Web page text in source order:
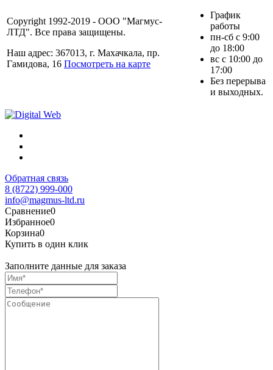
Copyright 1992-2019 - ООО "Магмус-
ЛТД". Все права защищены.
Наш адрес: 367013, г. Махачкала, пр.
Гамидова, 16 Посмотреть на карте
График
работы
пн-сб с 9:00
до 18:00
вс с 10:00 до
17:00
Без перерыва
и выходных.
Обратная связь
8 (8722) 999-000
info@magmus-ltd.ru
Сравнение0
Избранное0
Корзина0
Купить в один клик
Заполните данные для заказа